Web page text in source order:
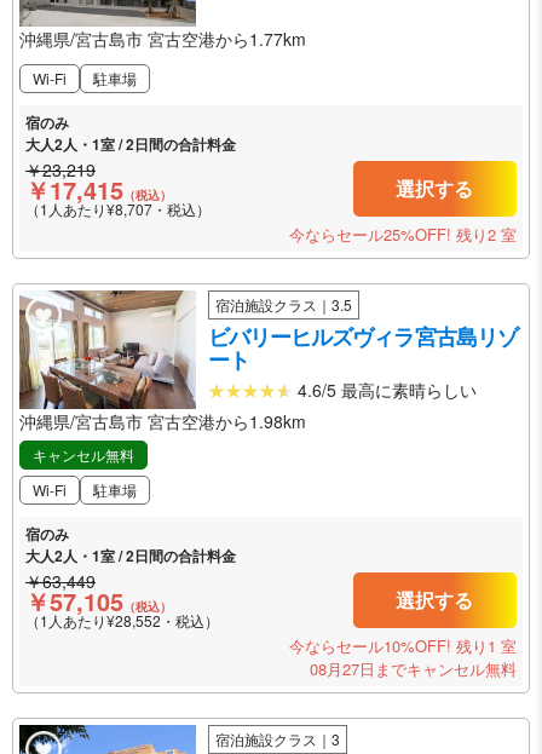
沖縄県/宮古島市 宮古空港から1.77km
Wi-Fi 駐車場
宿のみ
大人2人・1室 / 2日間の合計料金
￥23,219
￥17,415 （税込）
（1人あたり¥8,707・税込）
選択する
今ならセール25%OFF! 残り2 室
宿泊施設クラス｜3.5
ビバリーヒルズヴィラ宮古島リゾ
ート
4.6/5 最高に素晴らしい
沖縄県/宮古島市 宮古空港から1.98km
キャンセル無料
Wi-Fi
駐車場
宿のみ
大人2人・1室 / 2日間の合計料金
￥63,449
￥57,105 （税込）
（1人あたり¥28,552・税込）
選択する
今ならセール10%OFF! 残り1 室
08月27日までキャンセル無料
宿泊施設クラス｜3